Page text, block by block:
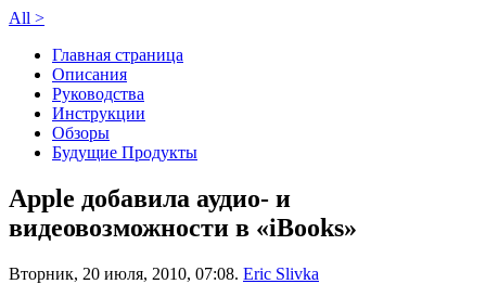
All >
Главная страница
Описания
Руководства
Инструкции
Обзоры
Будущие Продукты
Apple добавила аудио- и
видеовозможности в «iBooks»
Вторник, 20 июля, 2010, 07:08. Eric Slivka